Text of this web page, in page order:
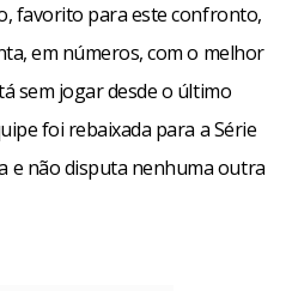
favorito para este confronto,
em números, com o melhor
sem jogar desde o último
foi rebaixada para a Série
e não disputa nenhuma outra